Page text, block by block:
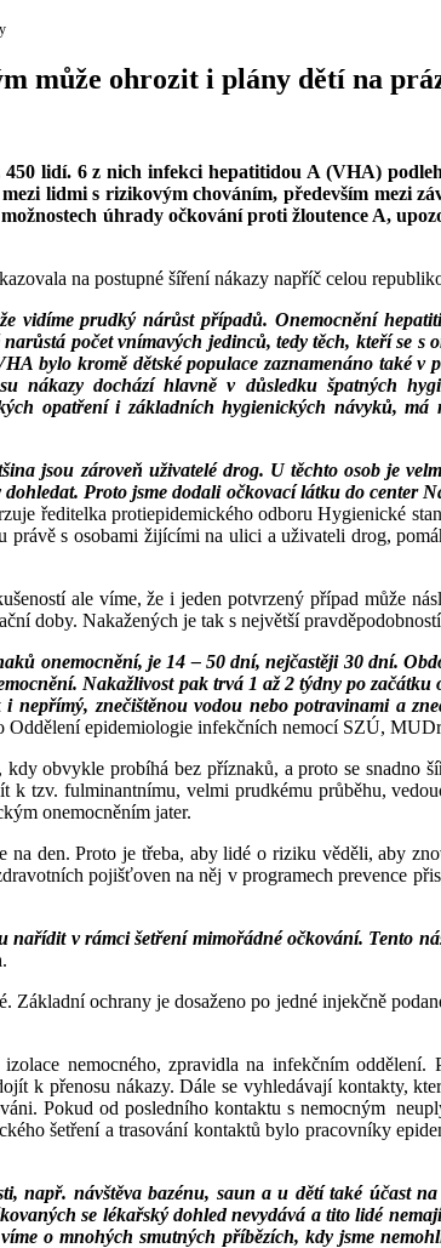
může ohrozit i plány dětí na
lidí. 6 z nich infekci hepatitidou A (VHA)
lidmi s rizikovým chováním, především mezi
úhrady očkování proti žloutence A,
na postupné šíření nákazy napříč celou
vidíme prudký nárůst případů. Onemocnění
počet vnímavých jedinců, tedy těch, kteří se
bylo kromě dětské populace zaznamenáno také
nákazy dochází hlavně v důsledku špatných
opatření i základních hygienických návyků,
jsou zároveň uživatelé drog. U těchto osob je
Proto jsme dodali očkovací látku do center
ředitelka protiepidemického odboru Hygienické
s osobami žijícími na ulici a uživateli drog,
ale víme, že i jeden potvrzený případ může
doby. Nakažených je tak s největší
onemocnění, je 14 – 50 dní, nejčastěji 30 dní.
Nakažlivost pak trvá 1 až 2 týdny po
znečištěnou vodou nebo potravinami a
Oddělení epidemiologie infekčních nemocí SZÚ,
obvykle probíhá bez příznaků, a proto se
tzv. fulminantnímu, velmi prudkému průběhu,
onemocněním jater.
den. Proto je třeba, aby lidé o riziku věděli, aby
pojišťoven na něj v programech prevence
v rámci šetření mimořádné očkování. Tento
ochrany je dosaženo po jedné injekčně
nemocného, zpravidla na infekčním oddělení.
k přenosu nákazy. Dále se vyhledávají kontakty,
Pokud od posledního kontaktu s nemocným
šetření a trasování kontaktů bylo pracovníky
např. návštěva bazénu, saun a u dětí také účast
se lékařský dohled nevydává a tito lidé
o mnohých smutných příbězích, kdy jsme